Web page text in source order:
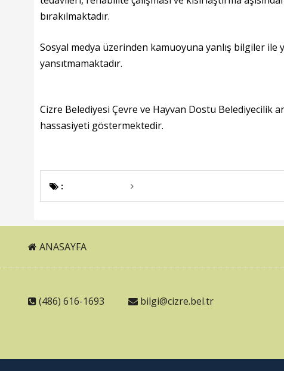
bırakılmaktadır.
Sosyal medya üzerinden kamuoyuna yanlış bilgiler ile
yansıtmamaktadır.
Cizre Belediyesi Çevre ve Hayvan Dostu Belediyecilik
hassasiyeti göstermektedir.
:
ANASAYFA
(486) 616-1693 bilgi@cizre.bel.tr